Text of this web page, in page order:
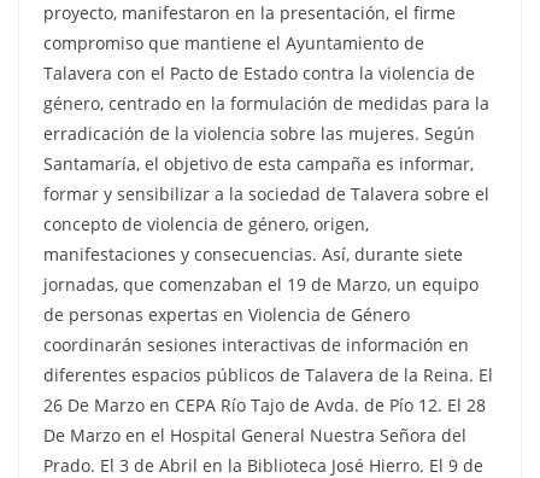
proyecto, manifestaron en la presentación, el firme
compromiso que mantiene el Ayuntamiento de
Talavera con el Pacto de Estado contra la violencia de
género, centrado en la formulación de medidas para la
erradicación de la violencia sobre las mujeres. Según
Santamaría, el objetivo de esta campaña es informar,
formar y sensibilizar a la sociedad de Talavera sobre el
concepto de violencia de género, origen,
manifestaciones y consecuencias. Así, durante siete
jornadas, que comenzaban el 19 de Marzo, un equipo
de personas expertas en Violencia de Género
coordinarán sesiones interactivas de información en
diferentes espacios públicos de Talavera de la Reina. El
26 De Marzo en CEPA Río Tajo de Avda. de Pío 12. El 28
De Marzo en el Hospital General Nuestra Señora del
Prado. El 3 de Abril en la Biblioteca José Hierro. El 9 de